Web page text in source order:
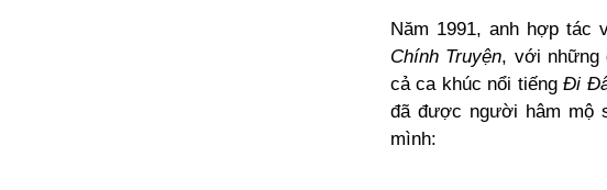
Năm 1991, anh hợp tác
Chính Truyện, với những
cả ca khúc nổi tiếngĐi
đã được người hâm mộ
mình: